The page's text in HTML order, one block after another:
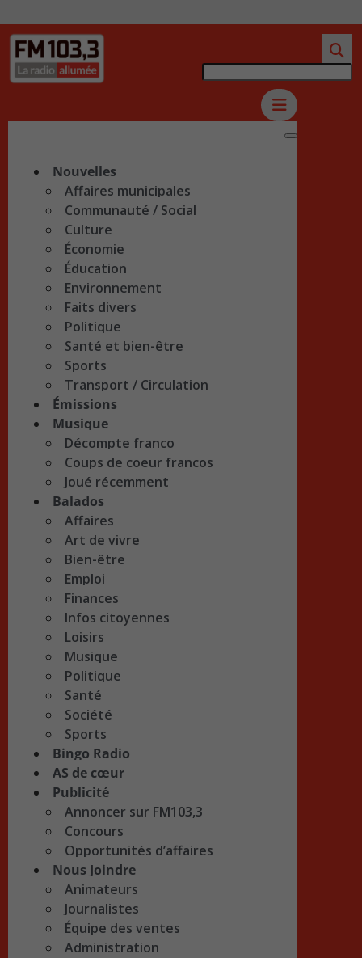
Nouvelles
Affaires municipales
Communauté / Social
Culture
Économie
Éducation
Environnement
Faits divers
Politique
Santé et bien-être
Sports
Transport / Circulation
Émissions
Musique
Décompte franco
Coups de coeur francos
Joué récemment
Balados
Affaires
Art de vivre
Bien-être
Emploi
Finances
Infos citoyennes
Loisirs
Musique
Politique
Santé
Société
Sports
Bingo Radio
AS de cœur
Publicité
Annoncer sur FM103,3
Concours
Opportunités d’affaires
Nous Joindre
Animateurs
Journalistes
Équipe des ventes
Administration